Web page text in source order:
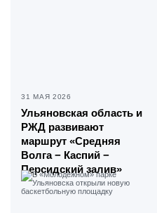
31 МАЯ 2026
Ульяновская область и
РЖД развивают
маршрут «Средняя
Волга − Каспий −
Персидский залив»